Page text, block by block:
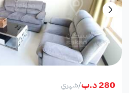
280 د.ب /شهري